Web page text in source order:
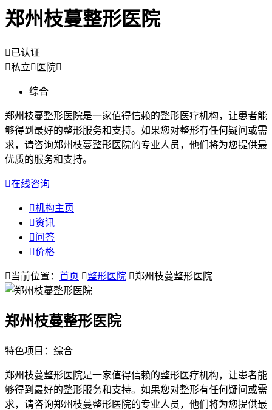
郑州枝蔓整形医院
已认证
私立 医院
综合
郑州枝蔓整形医院是一家值得信赖的整形医疗机构，让患者能
够得到最好的整形服务和支持。如果您对整形有任何疑问或需
求，请咨询郑州枝蔓整形医院的专业人员，他们将为您提供最
优质的服务和支持。
在线咨询
机构主页
资讯
问答
价格
 当前位置： 首页 整形医院 郑州枝蔓整形医院
郑州枝蔓整形医院
特色项目：综合
郑州枝蔓整形医院是一家值得信赖的整形医疗机构，让患者能
够得到最好的整形服务和支持。如果您对整形有任何疑问或需
求，请咨询郑州枝蔓整形医院的专业人员，他们将为您提供最